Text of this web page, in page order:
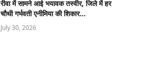
रीवा में सामने आई भयावक तस्वीर, जिले में हर
चौथी गर्भवती एनीमिया की शिकार…
July 30, 2026